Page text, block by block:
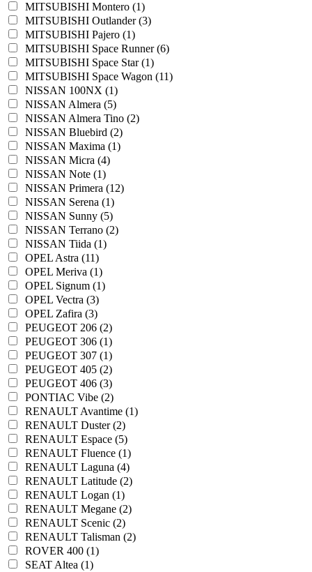
MITSUBISHI Montero (1)
MITSUBISHI Outlander (3)
MITSUBISHI Pajero (1)
MITSUBISHI Space Runner (6)
MITSUBISHI Space Star (1)
MITSUBISHI Space Wagon (11)
NISSAN 100NX (1)
NISSAN Almera (5)
NISSAN Almera Tino (2)
NISSAN Bluebird (2)
NISSAN Maxima (1)
NISSAN Micra (4)
NISSAN Note (1)
NISSAN Primera (12)
NISSAN Serena (1)
NISSAN Sunny (5)
NISSAN Terrano (2)
NISSAN Tiida (1)
OPEL Astra (11)
OPEL Meriva (1)
OPEL Signum (1)
OPEL Vectra (3)
OPEL Zafira (3)
PEUGEOT 206 (2)
PEUGEOT 306 (1)
PEUGEOT 307 (1)
PEUGEOT 405 (2)
PEUGEOT 406 (3)
PONTIAC Vibe (2)
RENAULT Avantime (1)
RENAULT Duster (2)
RENAULT Espace (5)
RENAULT Fluence (1)
RENAULT Laguna (4)
RENAULT Latitude (2)
RENAULT Logan (1)
RENAULT Megane (2)
RENAULT Scenic (2)
RENAULT Talisman (2)
ROVER 400 (1)
SEAT Altea (1)